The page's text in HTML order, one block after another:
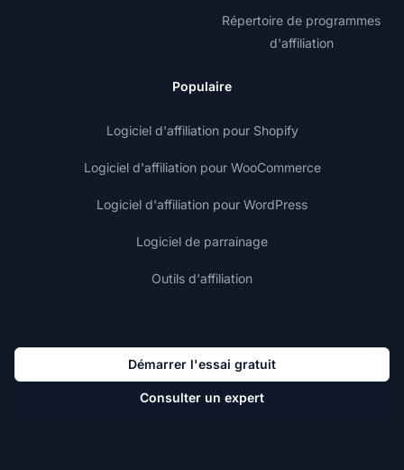
Répertoire de programmes
d'affiliation
Populaire
Logiciel d'affiliation pour Shopify
Logiciel d'affiliation pour WooCommerce
Logiciel d'affiliation pour WordPress
Logiciel de parrainage
Outils d'affiliation
Démarrer l'essai gratuit
Consulter un expert